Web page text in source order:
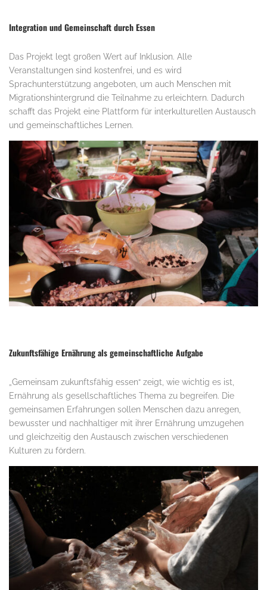
Integration und Gemeinschaft durch Essen
Das Projekt legt großen Wert auf Inklusion. Alle
Veranstaltungen sind kostenfrei, und es wird
Sprachunterstützung angeboten, um auch Menschen mit
Migrationshintergrund die Teilnahme zu erleichtern. Dadurch
schafft das Projekt eine Plattform für interkulturellen Austausch
und gemeinschaftliches Lernen.
Zukunftsfähige Ernährung als gemeinschaftliche Aufgabe
„Gemeinsam zukunftsfähig essen“ zeigt, wie wichtig es ist,
Ernährung als gesellschaftliches Thema zu begreifen. Die
gemeinsamen Erfahrungen sollen Menschen dazu anregen,
bewusster und nachhaltiger mit ihrer Ernährung umzugehen
und gleichzeitig den Austausch zwischen verschiedenen
Kulturen zu fördern.